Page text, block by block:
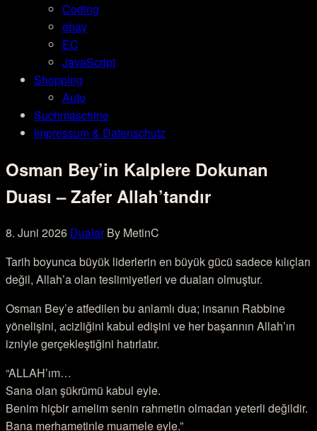
Coding
ebay
EC
JavaScript
Shopping
Auto
Suchmaschine
Impressum & Datenschutz
Osman Bey’in Kalplere Dokunan
Duası – Zafer Allah’tandır
8. Juni 2026 Dualar By MetinC
Tarih boyunca büyük liderlerin en büyük gücü sadece kılıçları
değil, Allah’a olan teslimiyetleri ve duaları olmuştur.
Osman Bey’e atfedilen bu anlamlı dua; insanın Rabbine
yönelişini, acizliğini kabul edişini ve her başarının Allah’ın
izniyle gerçekleştiğini hatırlatır.
“ALLAH’ım…
Sana olan şükrümü kabul eyle.
Benim hiçbir amelim senin rahmetin olmadan yeterli değildir.
Bana merhametinle muamele eyle.”